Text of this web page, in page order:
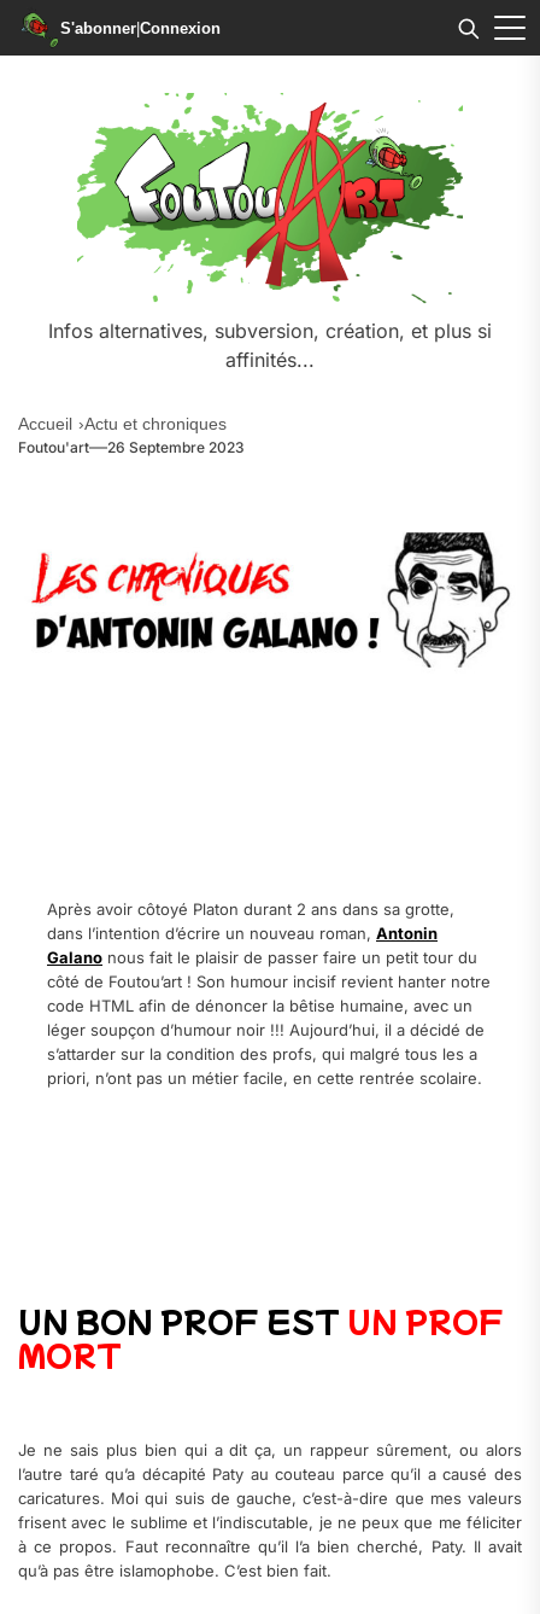
S'abonner|Connexion
Infos alternatives, subversion, création, et plus si
affinités...
Accueil Actu et chroniques
Foutou'art 26 Septembre 2023
Après avoir côtoyé Platon durant 2 ans dans sa grotte,
dans l’intention d’écrire un nouveau roman, Antonin
Galano nous fait le plaisir de passer faire un petit tour du
côté de Foutou’art ! Son humour incisif revient hanter notre
code HTML afin de dénoncer la bêtise humaine, avec un
léger soupçon d’humour noir !!! Aujourd’hui, il a décidé de
s’attarder sur la condition des profs, qui malgré tous les a
priori, n’ont pas un métier facile, en cette rentrée scolaire.
UN BON PROF EST UN PROF
MORT
Je ne sais plus bien qui a dit ça, un rappeur sûrement, ou alors
l’autre taré qu’a décapité Paty au couteau parce qu’il a causé des
caricatures. Moi qui suis de gauche, c’est-à-dire que mes valeurs
frisent avec le sublime et l’indiscutable, je ne peux que me féliciter
à ce propos. Faut reconnaître qu’il l’a bien cherché, Paty. Il avait
qu’à pas être islamophobe. C’est bien fait.